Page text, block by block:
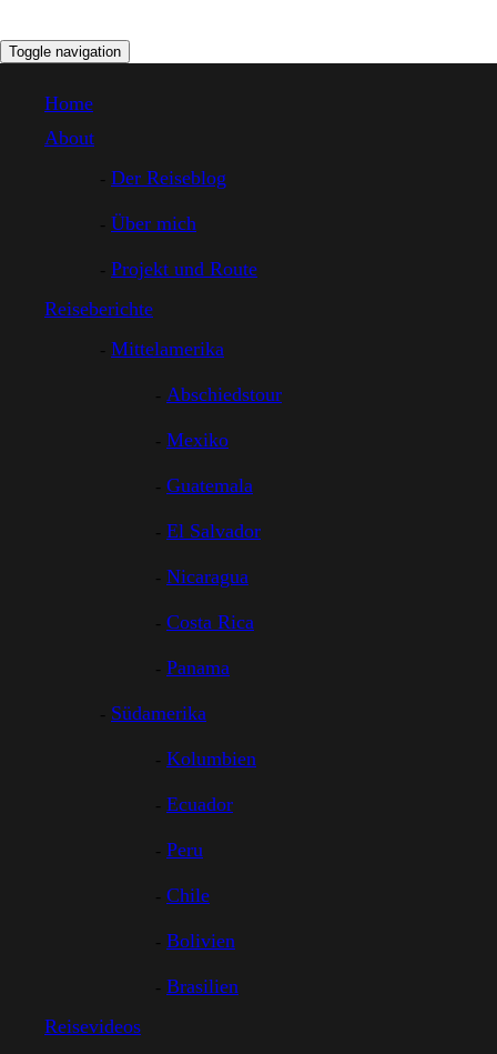
Toggle navigation
Home
About
Der Reiseblog
Über mich
Projekt und Route
Reiseberichte
Mittelamerika
Abschiedstour
Mexiko
Guatemala
El Salvador
Nicaragua
Costa Rica
Panama
Südamerika
Kolumbien
Ecuador
Peru
Chile
Bolivien
Brasilien
Reisevideos